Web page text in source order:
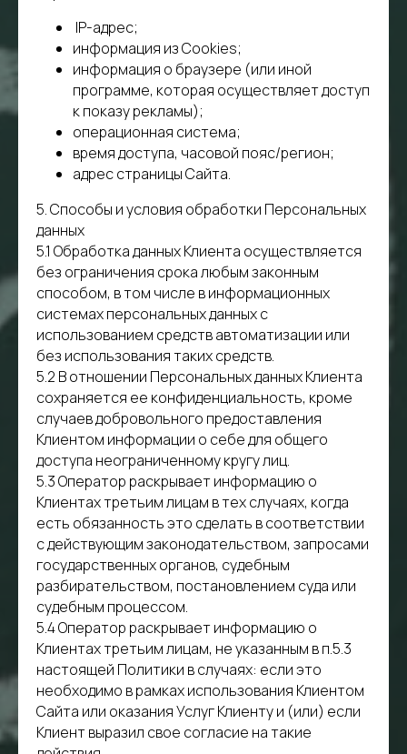
IP-адрес;
информация из Cookies;
информация о браузере (или иной
программе, которая осуществляет доступ
к показу рекламы);
операционная система;
время доступа, часовой пояс/регион;
адрес страницы Сайта.
5. Способы и условия обработки Персональных
данных
5.1 Обработка данных Клиента осуществляется
без ограничения срока любым законным
способом, в том числе в информационных
системах персональных данных с
использованием средств автоматизации или
без использования таких средств.
5.2 В отношении Персональных данных Клиента
сохраняется ее конфиденциальность, кроме
случаев добровольного предоставления
Клиентом информации о себе для общего
доступа неограниченному кругу лиц.
5.3 Оператор раскрывает информацию о
Клиентах третьим лицам в тех случаях, когда
есть обязанность это сделать в соответствии
с действующим законодательством, запросами
государственных органов, судебным
разбирательством, постановлением суда или
судебным процессом.
5.4 Оператор раскрывает информацию о
Клиентах третьим лицам, не указанным в п.5.3
настоящей Политики в случаях: если это
необходимо в рамках использования Клиентом
Сайта или оказания Услуг Клиенту и (или) если
Клиент выразил свое согласие на такие